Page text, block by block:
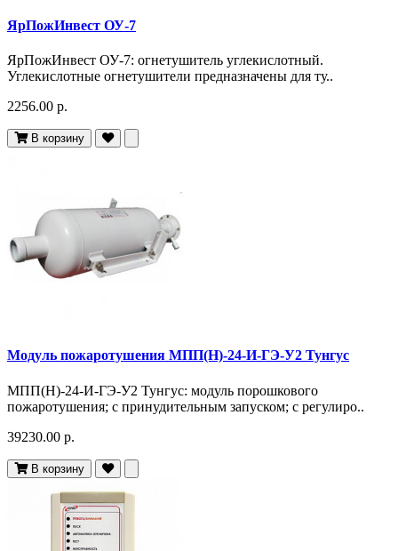
ЯрПожИнвест ОУ-7
ЯрПожИнвест ОУ-7: огнетушитель углекислотный.
Углекислотные огнетушители предназначены для ту..
2256.00 р.
В корзину
Модуль пожаротушения МПП(Н)-24-И-ГЭ-У2 Тунгус
МПП(Н)-24-И-ГЭ-У2 Тунгус: модуль порошкового
пожаротушения; с принудительным запуском; с регулиро..
39230.00 р.
В корзину